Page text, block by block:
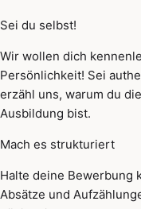
Sei du selbst!
Wir wollen dich
Persönlichkeit! Sei
erzähl uns, warum du
Ausbildung bist.
Mach es strukturiert
Halte deine Bewerbung
Absätze und